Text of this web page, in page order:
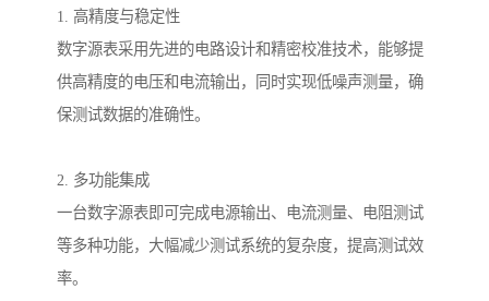
1. 高精度与稳定性
数字源表采用先进的电路设计和精密校准技术，能够提
供高精度的电压和电流输出，同时实现低噪声测量，确
保测试数据的准确性。
2. 多功能集成
一台数字源表即可完成电源输出、电流测量、电阻测试
等多种功能，大幅减少测试系统的复杂度，提高测试效
率。